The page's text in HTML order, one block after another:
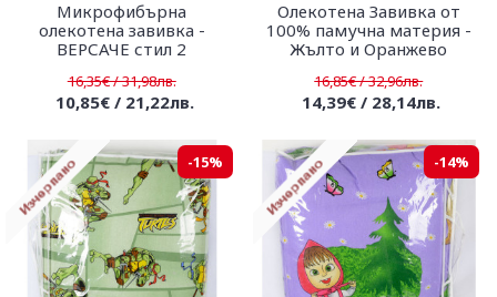
Микрофибърна
олекотена завивка -
ВЕРСАЧЕ стил 2
16,35€ / 31,98лв.
10,85€ / 21,22лв.
Олекотена Завивка от
100% памучна материя -
Жълто и Оранжево
16,85€ / 32,96лв.
14,39€ / 28,14лв.
-15% -14%